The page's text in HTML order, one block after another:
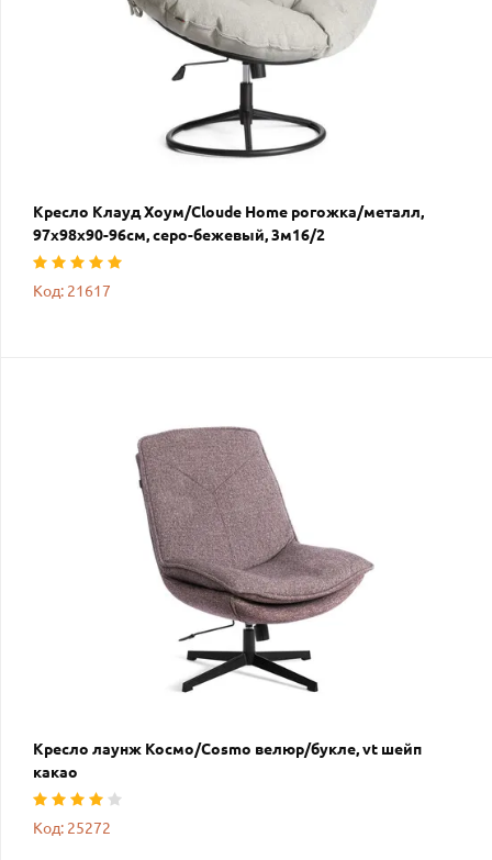
Кресло Клауд Хоум/Cloude Home рогожка/металл,
97х98х90-96см, серо-бежевый, 3м16/2
Код: 21617
Кресло лаунж Космо/Cosmo велюр/букле, vt шейп
какао
Код: 25272